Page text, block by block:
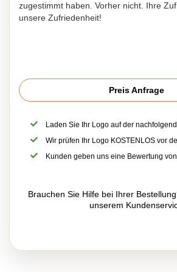
zugestimmt haben. Vorher nicht. Ihre
unsere Zufriedenheit!
Preis Anfrage
Laden Sie Ihr Logo auf der
Wir prüfen Ihr Logo KOSTENLOS vor
Kunden geben uns eine Bewertung
Brauchen Sie Hilfe bei Ihrer
unserem